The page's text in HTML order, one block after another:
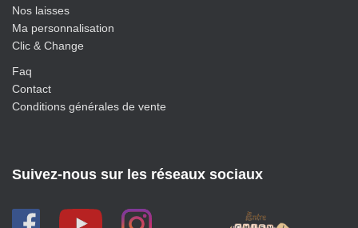
Nos laisses
Ma personnalisation
Clic & Change
Faq
Contact
Conditions générales de vente
Suivez-nous sur les réseaux sociaux